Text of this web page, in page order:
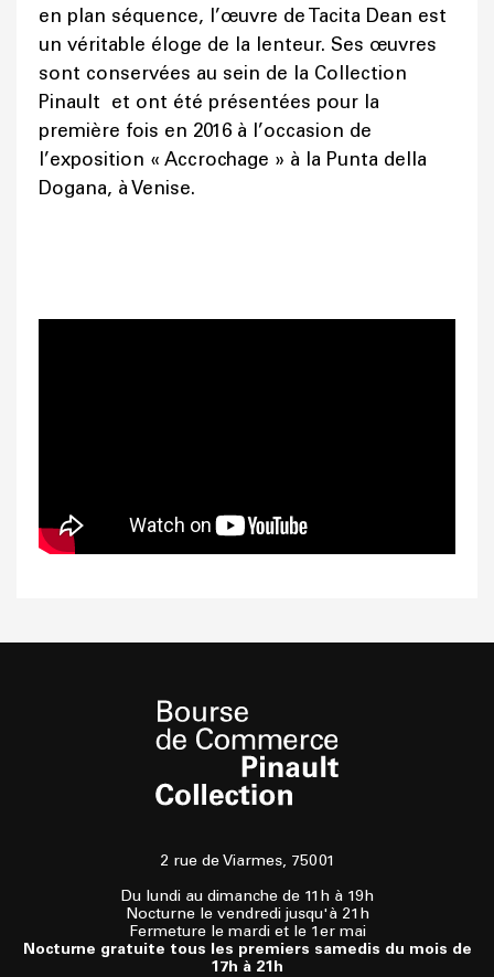
en plan séquence, l’œuvre de Tacita Dean est
un véritable éloge de la lenteur. Ses œuvres
sont conservées au sein de la Collection
Pinault et ont été présentées pour la
première fois en 2016 à l’occasion de
l’exposition « Accrochage » à la Punta della
Dogana, à Venise.
2 rue de Viarmes, 75001
Du lundi au dimanche de 11h à 19h
Nocturne le vendredi jusqu'à 21h
Fermeture le mardi et le 1er mai
Nocturne gratuite tous les premiers samedis du mois de
17h à 21h